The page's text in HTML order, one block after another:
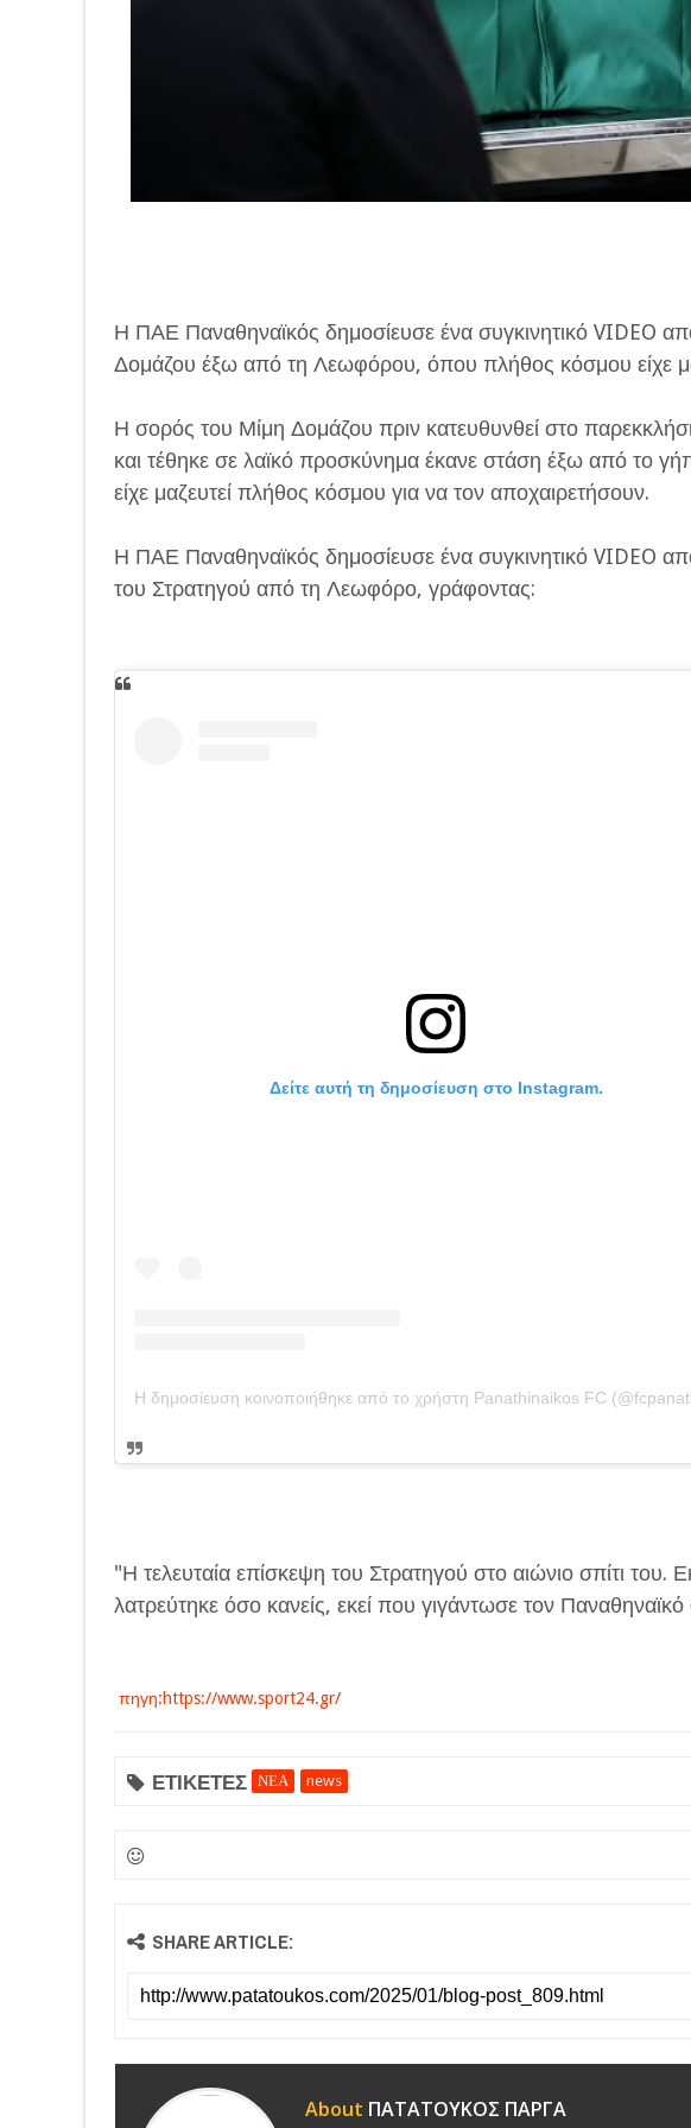
Η ΠΑΕ Παναθηναϊκός δημοσίευσε ένα συγκινητικό VIDEO
Δομάζου έξω από τη Λεωφόρου, όπου πλήθος κόσμου είχε
Η σορός του Μίμη Δομάζου πριν κατευθυνθεί στο
και τέθηκε σε λαϊκό προσκύνημα έκανε στάση έξω από το
είχε μαζευτεί πλήθος κόσμου για να τον αποχαιρετήσουν.
Η ΠΑΕ Παναθηναϊκός δημοσίευσε ένα συγκινητικό VIDEO
του Στρατηγού από τη Λεωφόρο, γράφοντας:
Δείτε αυτή τη δημοσίευση στο Instagram.
"Η τελευταία επίσκεψη του Στρατηγού στο αιώνιο σπίτι του.
λατρεύτηκε όσο κανείς, εκεί που γιγάντωσε τον
πηγη:https://www.sport24.gr/
ΕΤΙΚΕΤΕΣ ΝΕΑ news
SHARE ARTICLE:
About ΠΑΤΑΤΟΥΚΟΣ ΠΑΡΓΑ